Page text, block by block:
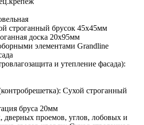
строганный брусок 45х45мм
доска 20х95мм
элементами Grandline
и утепление фасада):
Сухой строганный
бруса 20мм
проемов, углов, лобовых и